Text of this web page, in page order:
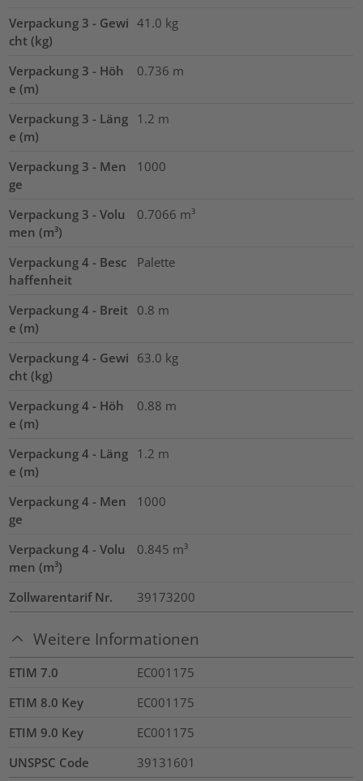
Verpackung 3 - Gewi
cht (kg)
41.0 kg
Verpackung 3 - Höh
e (m)
0.736 m
Verpackung 3 - Läng
e (m)
1.2 m
Verpackung 3 - Men
ge
1000
Verpackung 3 - Volu
men (m³)
0.7066 m³
Verpackung 4 - Besc
haffenheit
Palette
Verpackung 4 - Breit
e (m)
0.8 m
Verpackung 4 - Gewi
cht (kg)
63.0 kg
Verpackung 4 - Höh
e (m)
0.88 m
Verpackung 4 - Läng
e (m)
1.2 m
Verpackung 4 - Men
ge
1000
Verpackung 4 - Volu
men (m³)
0.845 m³
Zollwarentarif Nr. 39173200
Weitere Informationen
ETIM 7.0
EC001175
ETIM 8.0 Key
EC001175
ETIM 9.0 Key
EC001175
UNSPSC Code
39131601